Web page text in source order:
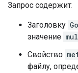
Запрос содержит:
Заголовку
значение
Свойство
файлу,